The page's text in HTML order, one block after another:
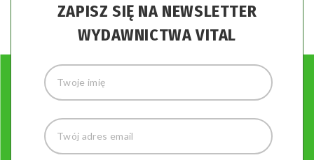
ZAPISZ SIĘ NA NEWSLETTER
WYDAWNICTWA VITAL